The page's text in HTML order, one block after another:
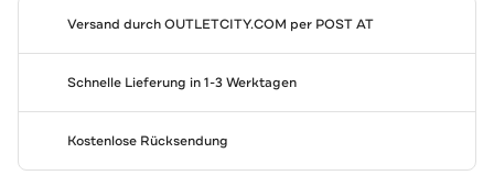
Versand durchOUTLETCITY.COM per POST AT
Schnelle Lieferung in 1-3 Werktagen
Kostenlose Rücksendung